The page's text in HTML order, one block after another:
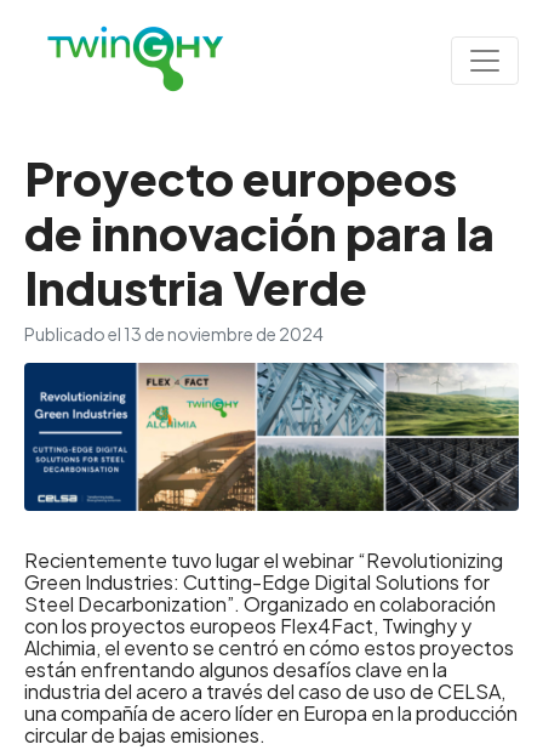
Proyecto europeos
de innovación para la
Industria Verde
Publicado el 13 de noviembre de 2024
Recientemente tuvo lugar el webinar “Revolutionizing
Green Industries: Cutting-Edge Digital Solutions for
Steel Decarbonization”. Organizado en colaboración
con los proyectos europeos Flex4Fact, Twinghy y
Alchimia, el evento se centró en cómo estos proyectos
están enfrentando algunos desafíos clave en la
industria del acero a través del caso de uso de CELSA,
una compañía de acero líder en Europa en la producción
circular de bajas emisiones.